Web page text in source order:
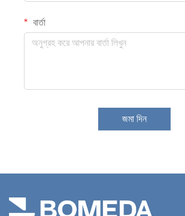
বার্তা
জমা দিন